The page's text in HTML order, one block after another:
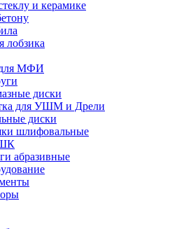
и керамике
лобзика
МФИ
диски
для УШМ и Дрели
диски
шлифовальные
абразивные